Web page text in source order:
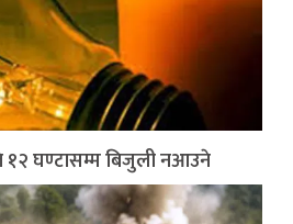
१२ घण्टासम्म बिजुली नआउने